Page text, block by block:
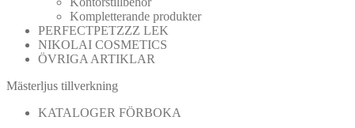
Kompletterande produkter
PERFECTPETZZZ LEK
NIKOLAI COSMETICS
ÖVRIGA ARTIKLAR
Mästerljus tillverkning
KATALOGER FÖRBOKA